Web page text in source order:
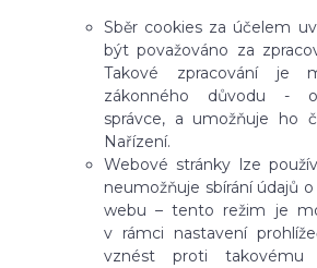
Sběr cookies za účelem
být považováno za
Takové zpracování je
zákonného důvodu -
správce, a umožňuje ho
Nařízení.
Webové stránky lze
neumožňuje sbírání údajů
webu – tento režim je
v rámci nastavení
vznést proti takovému